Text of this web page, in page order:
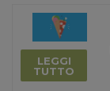
LEGGI
TUTTO